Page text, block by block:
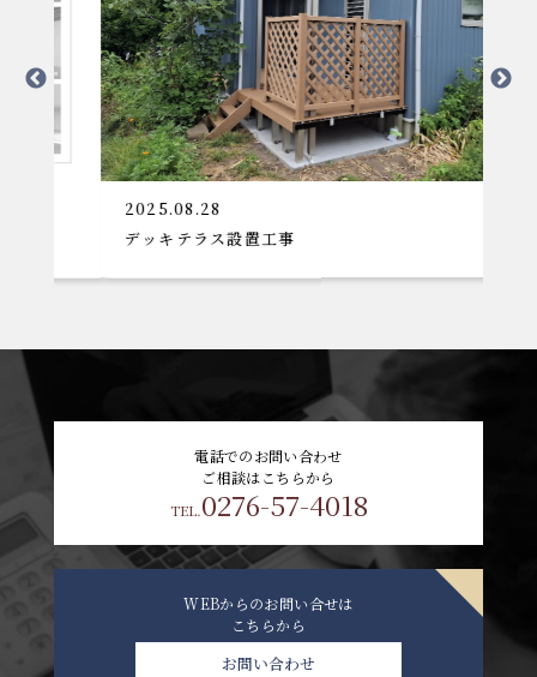
2025.08.28
デッキテラス設置工事
電話でのお問い合わせ
ご相談はこちらから
TEL.0276-57-4018
WEBからのお問い合せは
こちらから
お問い合わせ